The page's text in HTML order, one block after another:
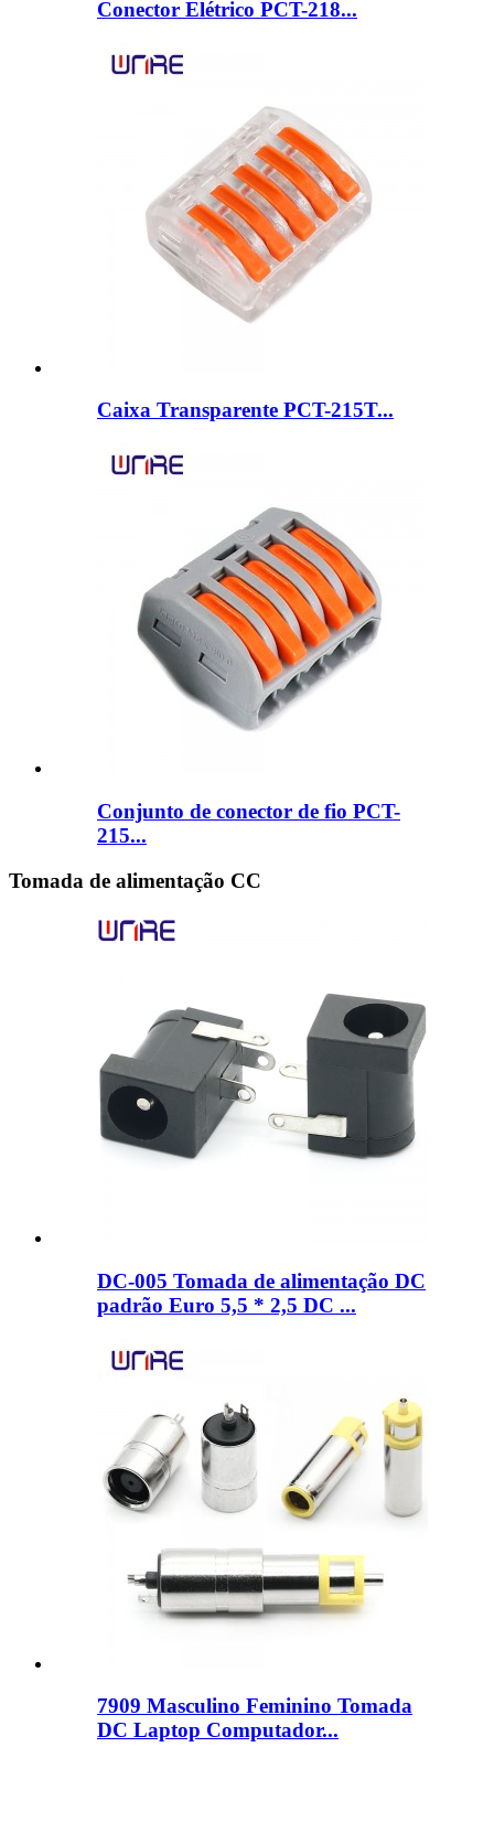
Conector Elétrico PCT-218...
Caixa Transparente PCT-215T...
Conjunto de conector de fio PCT-
215...
Tomada de alimentação CC
DC-005 Tomada de alimentação DC
padrão Euro 5,5 * 2,5 DC ...
7909 Masculino Feminino Tomada
DC Laptop Computador...